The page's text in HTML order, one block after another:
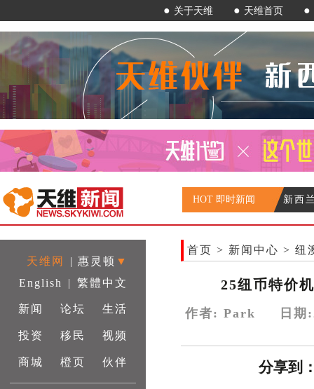
● 关于天维 ● 天维首页 ●
HOT 即时新闻
新西
中国
天维网 | 惠灵顿 ▼
English
| 繁體中文
新闻 论坛 生活
投资 移民 视频
商城 橙页 伙伴
首页 > 新闻中心 > 纽
25纽币特价
作者: Park 日期
分享到